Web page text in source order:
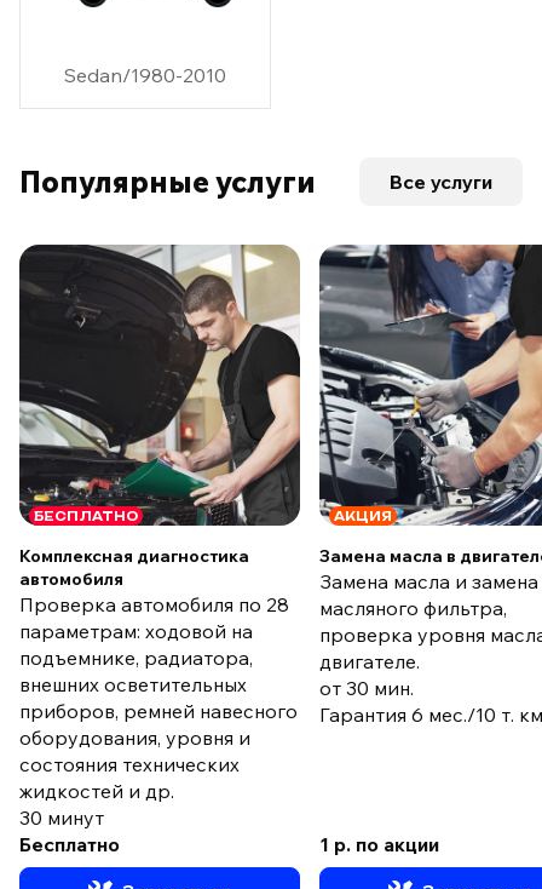
Sedan/1980-2010
Популярные услуги Все услуги
БЕСПЛАТНО
Комплексная диагностика
автомобиля
Проверка автомобиля по 28
параметрам: ходовой на
подъемнике, радиатора,
внешних осветительных
приборов, ремней навесного
оборудования, уровня и
состояния технических
жидкостей и др.
30 минут
Бесплатно
АКЦИЯ
Замена масла в
Замена масла и замена
масляного фильтра,
проверка уровня
двигателе.
от 30 мин.
Гарантия 6 мес./10 т.
1 р. по акции